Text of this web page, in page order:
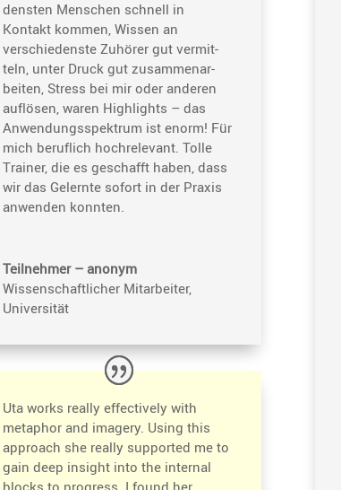
densten Menschen schnell in
Kontakt kommen, Wissen an
verschie­denste Zuhörer gut vermit­
teln, unter Druck gut zusam­men­ar­
beiten, Stress bei mir oder anderen
auflösen, waren Highlights – das
Anwen­dungs­spek­trum ist enorm! Für
mich beruf­lich hochre­le­vant. Tolle
Trainer, die es geschafft haben, dass
wir das Gelernte sofort in der Praxis
anwenden konnten.
Teilnehmer – anonym
Wissen­schaft­li­cher Mitar­beiter,
Universität
Uta works really effec­tively with
metaphor and imagery. Using this
approach she really supported me to
gain deep insight into the internal